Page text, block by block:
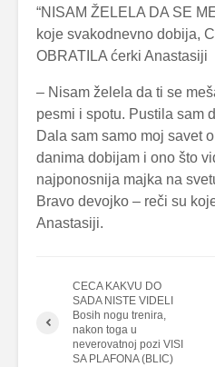
“NISAM ŽELELA DA SE
koje svakodnevno dobija,
OBRATILA ćerki Anastasiji
– Nisam želela da ti se
pesmi i spotu. Pustila sam
Dala sam samo moj savet
danima dobijam i ono što
najponosnija majka na
Bravo devojko – reči su
Anastasiji.
CECA KAKVU DO
SADA NISTE VIDELI
Bosih nogu trenira,
nakon toga u
neverovatnoj pozi VISI
SA PLAFONA (BLIC)